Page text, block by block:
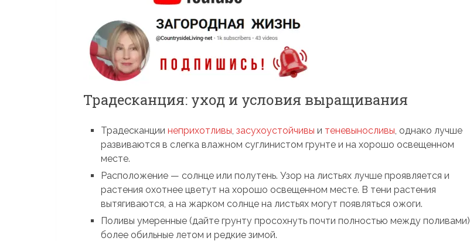
Традесканция: уход и условия выращивания
Традесканциинеприхотливы ,засухоустойчивы и теневыносливы , однако лучше
развиваются в слегка влажном суглинистом грунте и на хорошо освещенном
месте.
Расположение — солнце или полутень. Узор на листьях лучше проявляется и
растения охотнее цветут на хорошо освещенном месте. В тени растения
вытягиваются, а на жарком солнце на листьях могут появляться ожоги.
Поливы умеренные (дайте грунту просохнуть почти полностью между поливами),
более обильные летом и редкие зимой.